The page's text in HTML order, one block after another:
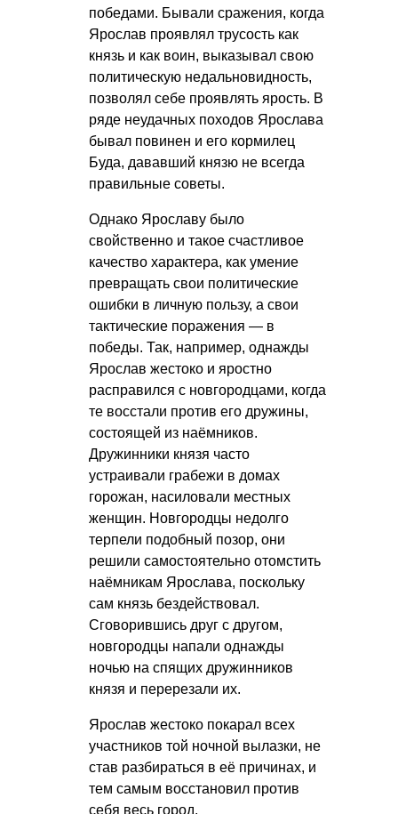
победами. Бывали сражения, когда
Ярослав проявлял трусость как
князь и как воин, выказывал свою
политическую недальновидность,
позволял себе проявлять ярость. В
ряде неудачных походов Ярослава
бывал повинен и его кормилец
Буда, дававший князю не всегда
правильные советы.
Однако Ярославу было
свойственно и такое счастливое
качество характера, как умение
превращать свои политические
ошибки в личную пользу, а свои
тактические поражения — в
победы. Так, например, однажды
Ярослав жестоко и яростно
расправился с новгородцами, когда
те восстали против его дружины,
состоящей из наёмников.
Дружинники князя часто
устраивали грабежи в домах
горожан, насиловали местных
женщин. Новгородцы недолго
терпели подобный позор, они
решили самостоятельно отомстить
наёмникам Ярослава, поскольку
сам князь бездействовал.
Сговорившись друг с другом,
новгородцы напали однажды
ночью на спящих дружинников
князя и перерезали их.
Ярослав жестоко покарал всех
участников той ночной вылазки, не
став разбираться в её причинах, и
тем самым восстановил против
себя весь город.